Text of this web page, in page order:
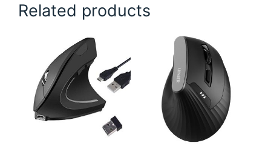
Related products